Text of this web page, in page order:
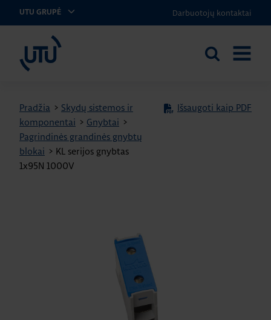
UTU GRUPĖ Darbuotojų kontaktai
UTU Lithuania
Ieškoti
Pradžia > Skydų sistemos ir
komponentai > Gnybtai >
Pagrindinės grandinės gnybtų
blokai > KL serijos gnybtas
1x95N 1000V
Išsaugoti kaip PDF